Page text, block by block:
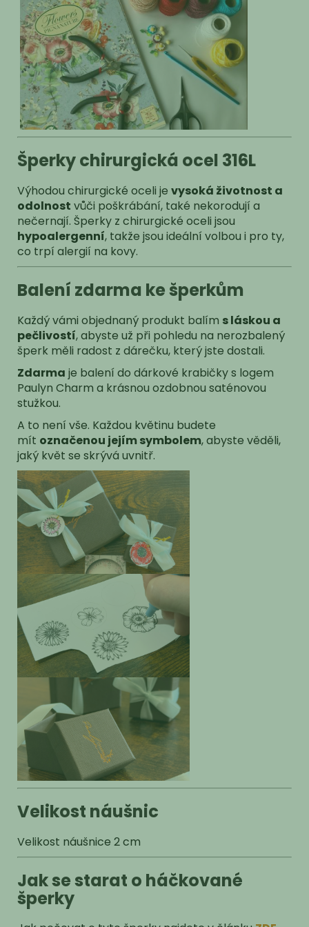
Šperky chirurgická ocel 316L
Výhodou chirurgické oceli je vysoká životnost a
odolnost vůči poškrábání, také nekorodují a
nečernají. Šperky z chirurgické oceli jsou
hypoalergenní, takže jsou ideální volbou i pro ty,
co trpí alergií na kovy.
Balení zdarma ke šperkům
Každý vámi objednaný produkt balím s láskou a
pečlivostí, abyste už při pohledu na nerozbalený
šperk měli radost z dárečku, který jste dostali.
Zdarma je balení do dárkové krabičky s logem
Paulyn Charm a krásnou ozdobnou saténovou
stužkou.
A to není vše. Každou květinu budete
mít označenou jejím symbolem, abyste věděli,
jaký květ se skrývá uvnitř.
Velikost náušnic
Velikost náušnice 2 cm
Jak se starat o háčkované
šperky